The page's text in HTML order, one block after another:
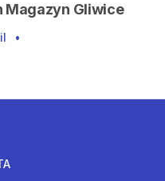
Magazyn Gliwice
•